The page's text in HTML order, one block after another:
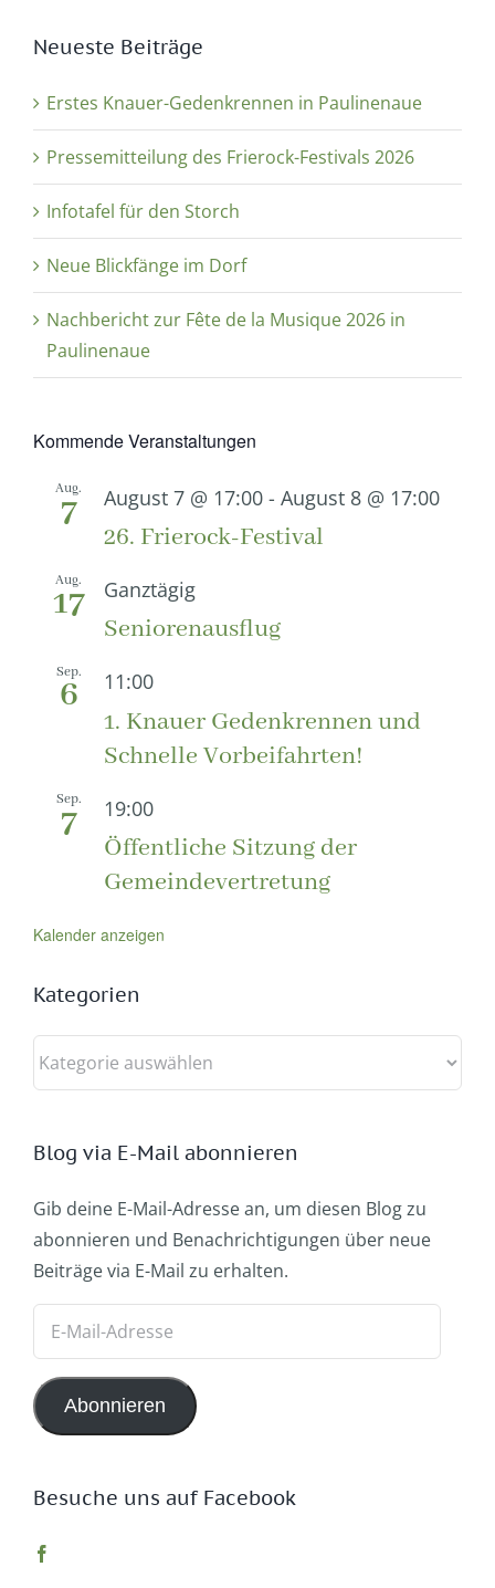
Neueste Beiträge
Erstes Knauer-Gedenkrennen in Paulinenaue
Pressemitteilung des Frierock-Festivals 2026
Infotafel für den Storch
Neue Blickfänge im Dorf
Nachbericht zur Fête de la Musique 2026 in
Paulinenaue
Kommende Veranstaltungen
Aug.
7 August 7 @ 17:00 - August 8 @ 17:00
26. Frierock-Festival
Aug.
17 Ganztägig
Seniorenausflug
Sep.
6 11:00
1. Knauer Gedenkrennen und
Schnelle Vorbeifahrten!
Sep.
7 19:00
Öffentliche Sitzung der
Gemeindevertretung
Kalender anzeigen
Kategorien
Kategorien
Blog via E-Mail abonnieren
Gib deine E-Mail-Adresse an, um diesen Blog zu
abonnieren und Benachrichtigungen über neue
Beiträge via E-Mail zu erhalten.
Adresse
Abonnieren
Besuche uns auf Facebook